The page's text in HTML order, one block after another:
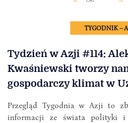
TYGODNIK –
Tydzień w Azji #114:
Kwaśniewski tworzy
gospodarczy klimat w
Przegląd Tygodnia w Azji to
informacji ze świata polityki i